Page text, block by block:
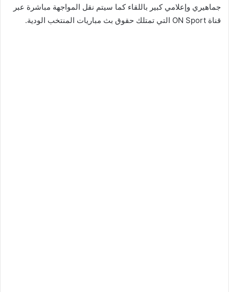
جماهيري وإعلامي كبير باللقاء كما سيتم نقل المواجهة مباشرة عبر
قناة ON Sport التي تمتلك حقوق بث مباريات المنتخب الودية.